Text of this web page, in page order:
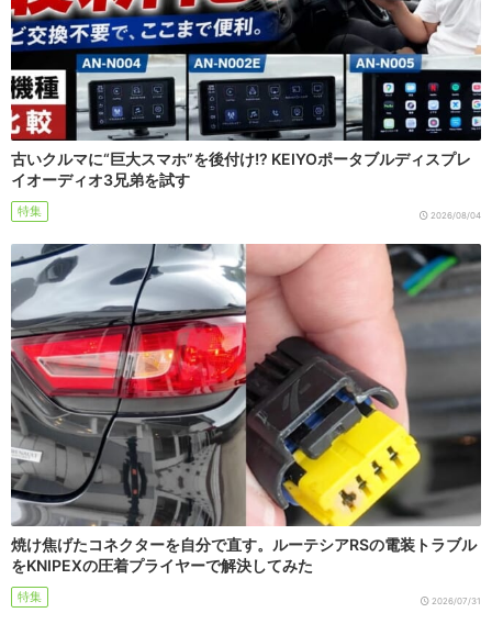
古いクルマに“巨大スマホ”を後付け!? KEIYOポータブルディスプレ
イオーディオ3兄弟を試す
特集 2026/08/04
焼け焦げたコネクターを自分で直す。ルーテシアRSの電装トラブル
をKNIPEXの圧着プライヤーで解決してみた
特集 2026/07/31